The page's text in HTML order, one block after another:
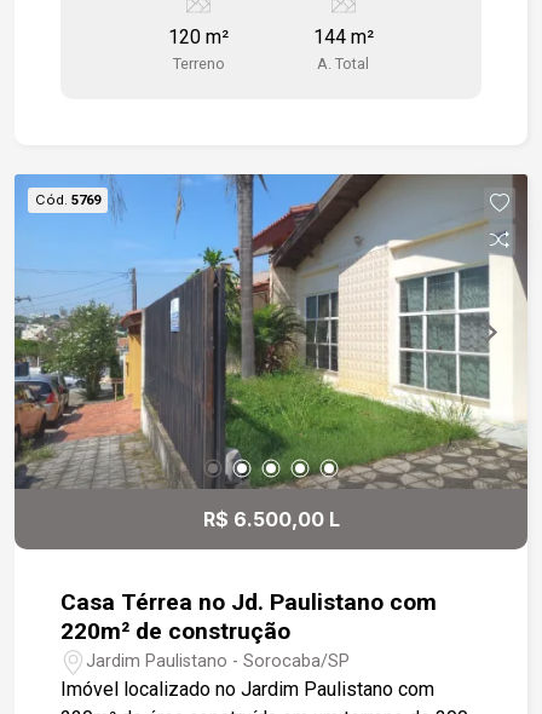
sobreposta, sala menor com pia e sala para
esterilização com ampla bancada em granito e
pia. Andar superior com escada em granito,
acabamento, pronto para salão, estética.
Localizado próximo a Avenida Afonso Vergueiro,
shopping e rua com facilidade para estacionar.
120 m²
Terreno
144 m²
A. Total
Cód. 5769
R$ 6.500,00 L
Casa Térrea no Jd. Paulistano com
220m² de construção
Jardim Paulistano - Sorocaba/SP
Imóvel localizado no Jardim Paulistano com